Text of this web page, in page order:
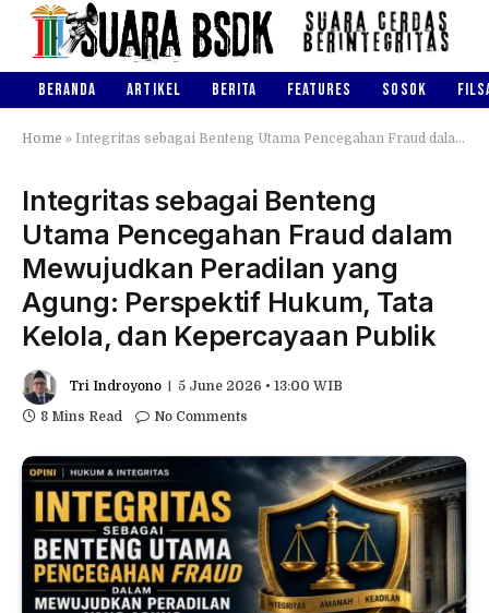
BERANDA ARTIKEL BERITA FEATURES SOSOK
Home » Integritas sebagai Benteng Utama Pencegahan Fraud dalam Mewujudkan Peradilan yang Agung: Perspektif Hukum, Tata Kelola, dan Kepercayaan Publik
Integritas sebagai Benteng
Utama Pencegahan Fraud dalam
Mewujudkan Peradilan yang
Agung: Perspektif Hukum, Tata
Kelola, dan Kepercayaan Publik
Tri Indroyono
5 June 2026 • 13:00 WIB
8 Mins Read
No Comments